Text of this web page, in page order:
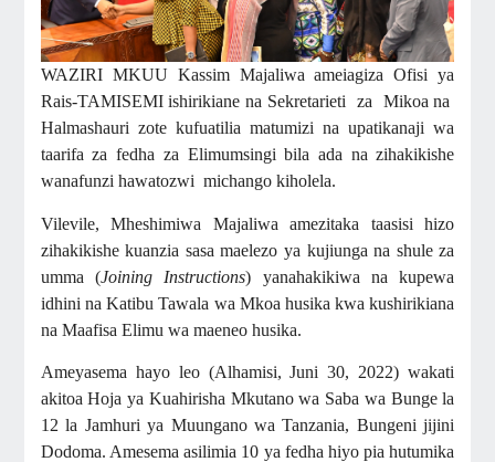
WAZIRI MKUU Kassim Majaliwaameiagiza Ofisi ya
Rais-TAMISEMI ishirikiane na Sekretarieti za Mikoa na
Halmashauri zote kufuatilia matumizi na upatikanaji wa
taarifa za fedha za Elimumsingi bila ada na zihakikishe
wanafunzi hawatozwi michango kiholela.
Vilevile, Mheshimiwa Majaliwa amezitaka taasisi hizo
zihakikishe kuanzia sasa maelezo ya kujiunga na shule za
umma (Joining Instructions) yanahakikiwa na kupewa
idhini na Katibu Tawala wa Mkoa husika kwa kushirikiana
na Maafisa Elimu wa maeneo husika.
Ameyasema hayo leo (Alhamisi, Juni 30, 2022) wakati
akitoa Hoja ya Kuahirisha Mkutano wa Saba wa Bunge la
12 la Jamhuri ya Muungano wa Tanzania, Bungeni jijini
Dodoma. Amesema asilimia 10 ya fedha hiyo pia hutumika